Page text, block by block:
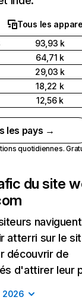
Tous les
93,93 k
64,71 k
29,03 k
18,22 k
12,56 k
les pays →
quotidiennes.
du site
naviguent
atterri sur le
découvrir de
d'attirer leur
2026